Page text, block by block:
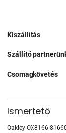
Kiszállítás
Szállító
Csomagkövetés
Ismertető
Oakley OX8166